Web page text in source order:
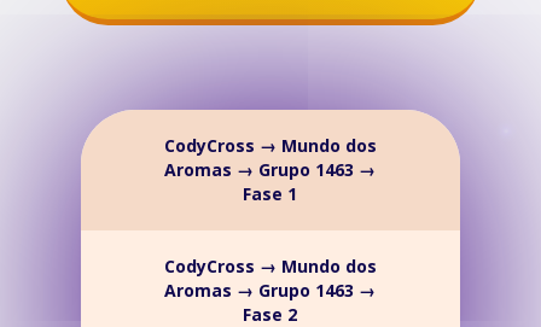
CodyCross → Mundo dos
Aromas → Grupo 1463 →
Fase 1
CodyCross → Mundo dos
Aromas → Grupo 1463 →
Fase 2